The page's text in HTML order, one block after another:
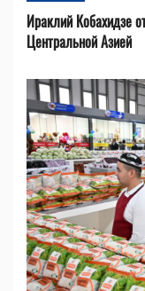
Ираклий Кобахидзе
Центральной Азией